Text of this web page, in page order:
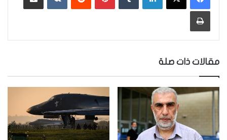
طباعة
مقالات ذات صلة